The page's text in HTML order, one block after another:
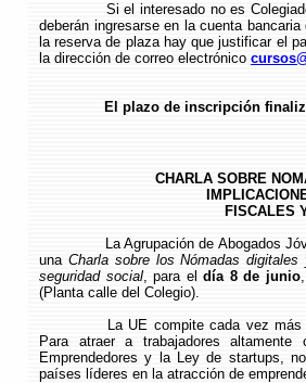
Si el interesado no es
deberán ingresarse en la cuenta
la reserva de plaza hay que justificar el
la dirección de correo electrónico
El plazo de inscripción
CHARLA SOBRE
FISCALES
La Agrupación de Abogados
una Charla sobre los Nómadas
seguridad social, para eldía 8 de junio
(Planta calle del Colegio).
La UE compite cada vez
Para atraer a trabajadores
Emprendedores y la Ley de startups,
países líderes en la atracción de